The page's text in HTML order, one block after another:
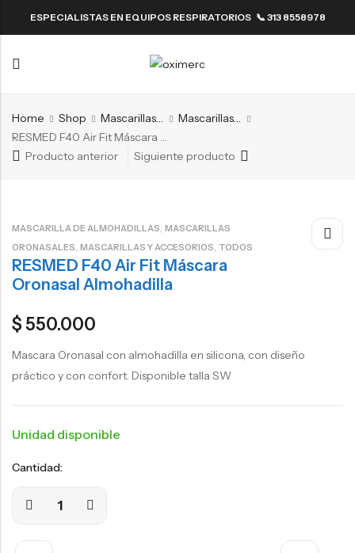
ESPECIALISTAS EN EQUIPOS RESPIRATORIOS 📞 313 8558978
Home Shop Mascarillas y accesorios
Mascarillas Oronasales
RESMED F40 Air Fit Máscara Oronasal Almohadilla
Producto anterior
Siguiente producto
MASCARILLA DE ALMOHADILLAS, MASCARILLAS
ORONASALES, MASCARILLAS Y ACCESORIOS, TODOS
RESMED F40 Air Fit Máscara
Oronasal Almohadilla
$550.000
Mascara Oronasal con almohadilla en silicona, con diseño
práctico y con confort. Disponible talla SW
Unidad disponible
Cantidad:
Resmed
ResMed
Fisher & Paykel
Fisher & Paykel